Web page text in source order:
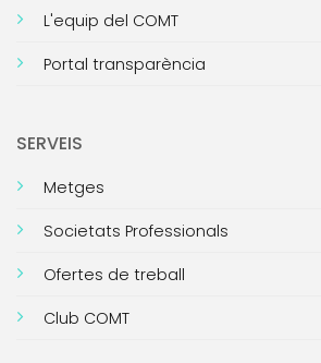
L'equip del COMT
Portal transparència
SERVEIS
Metges
Societats Professionals
Ofertes de treball
Club COMT